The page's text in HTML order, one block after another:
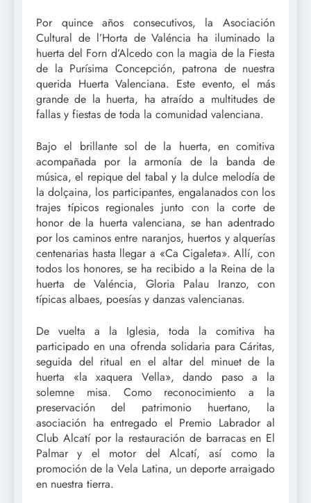
Por quince años consecutivos, la Asociación
Cultural de l’Horta de Valéncia ha iluminado la
huerta del Forn d’Alcedo con la magia de la Fiesta
de la Purísima Concepción, patrona de nuestra
querida Huerta Valenciana. Este evento, el más
grande de la huerta, ha atraído a multitudes de
fallas y fiestas de toda la comunidad valenciana.
Bajo el brillante sol de la huerta, en comitiva
acompañada por la armonía de la banda de
música, el repique del tabal y la dulce melodía de
la dolçaina, los participantes, engalanados con los
trajes típicos regionales junto con la corte de
honor de la huerta valenciana, se han adentrado
por los caminos entre naranjos, huertos y alquerías
centenarias hasta llegar a «Ca Cigaleta». Allí, con
todos los honores, se ha recibido a la Reina de la
huerta de Valéncia, Gloria Palau Iranzo, con
típicas albaes, poesías y danzas valencianas.
De vuelta a la Iglesia, toda la comitiva ha
participado en una ofrenda solidaria para Cáritas,
seguida del ritual en el altar del minuet de la
huerta «la xaquera Vella», dando paso a la
solemne misa. Como reconocimiento a la
preservación del patrimonio huertano, la
asociación ha entregado el Premio Labrador al
Club Alcatí por la restauración de barracas en El
Palmar y el motor del Alcatí, así como la
promoción de la Vela Latina, un deporte arraigado
en nuestra tierra.